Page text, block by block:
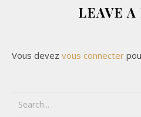
LEAVE A
Vous devez vous connecter